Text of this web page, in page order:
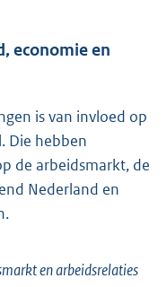
economie en
is van invloed op
Die hebben
de arbeidsmarkt, de
Nederland en
en arbeidsrelaties